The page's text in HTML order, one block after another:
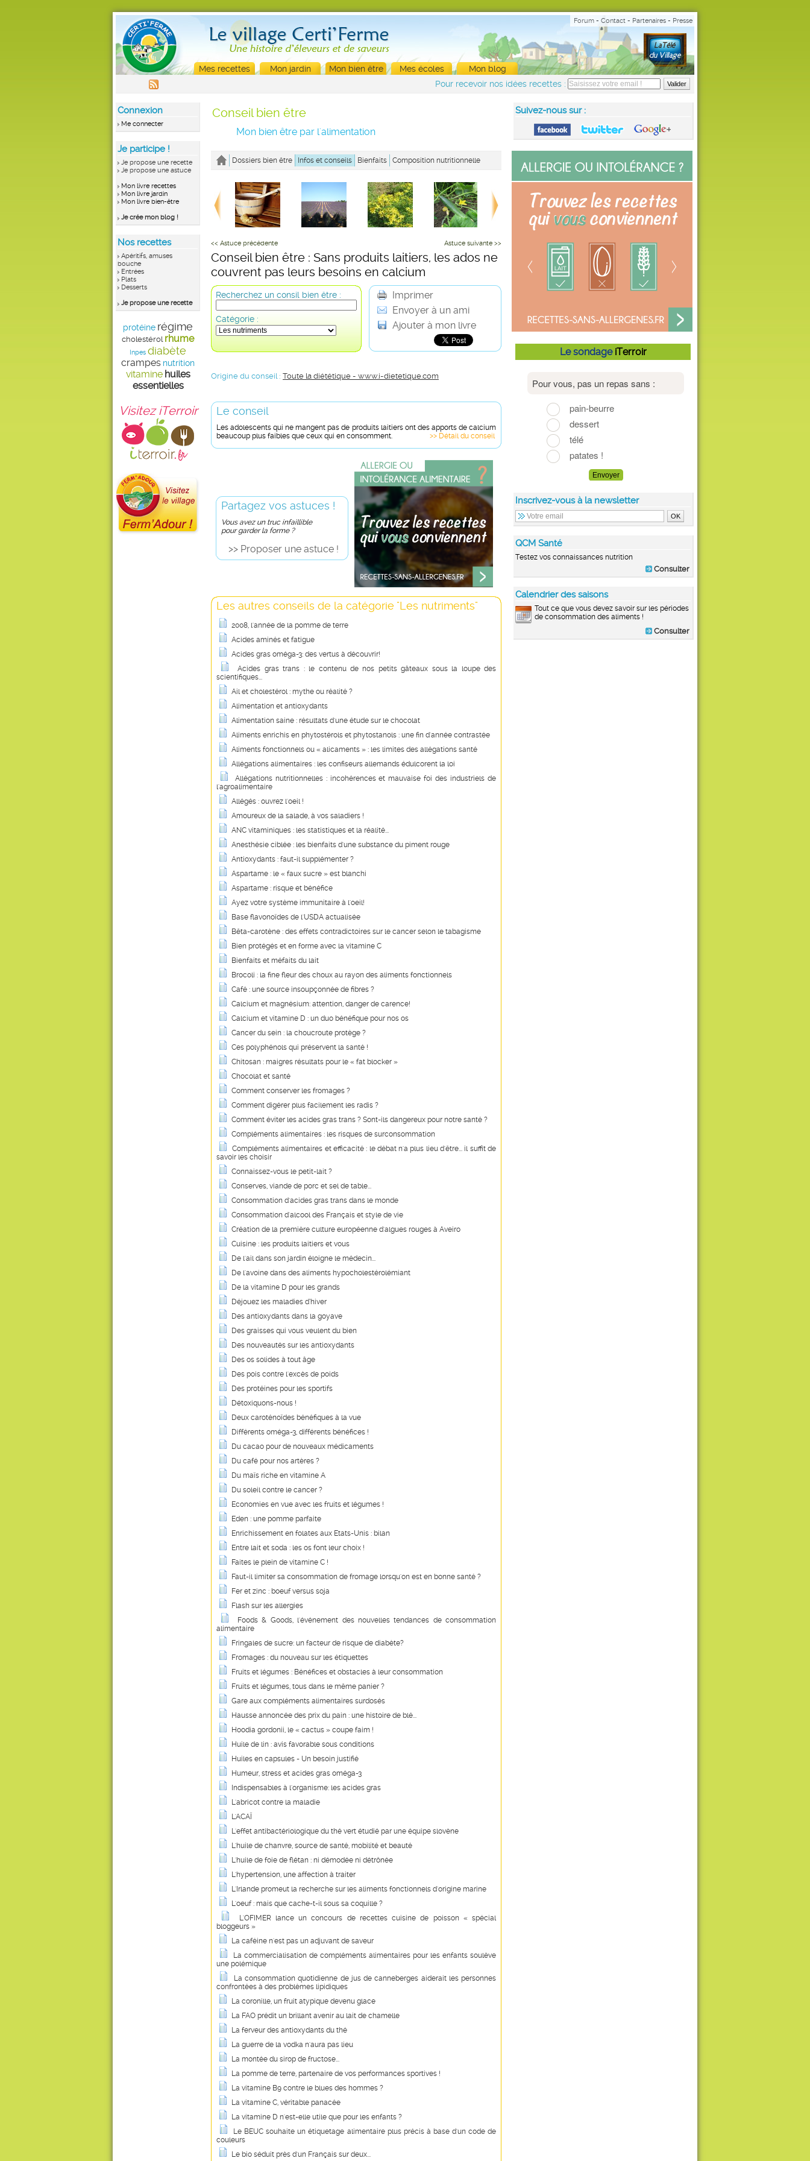
Forum - Contact - Partenaires - Presse
Mes recettes Mon jardin Mon bien être Mes écoles
Mon blog
Pour recevoir nos idées recettes :
Connexion
Me connecter
Je participe !
Je propose une recette
Je propose une astuce
Mon livre recettes
Mon livre jardin
Mon livre bien-être
Je crée mon blog !
Nos recettes
Apéritifs, amuses
bouche
Entrées
Plats
Desserts
Je propose une recette
protéine régime
cholestérol rhume
Inpes diabète
crampes nutrition
vitamine huiles
essentielles
Visitez iTerroir
Suivez-nous sur :
Le sondage iTerroir
Inscrivez-vous à la newsletter
QCM Santé
Testez vos connaissances nutrition
Consulter
Calendrier des saisons
Tout ce que vous devez savoir sur les périodes
de consommation des aliments !
Consulter
Conseil bien être
Mon bien être par l'alimentation
Dossiers bien être Infos et conseils Bienfaits Composition nutritionnelle
Astuce suivante >>
<< Astuce précédente
Conseil bien être : Sans produits laitiers, les ados ne
couvrent pas leurs besoins en calcium
Recherchez un consil bien être :
Catégorie :
Imprimer
Envoyer à un ami
Ajouter à mon livre
Origine du conseil : Toute la diététique - www.i-dietetique.com
Le conseil
Les adolescents qui ne mangent pas de produits laitiers ont des apports de calcium
beaucoup plus faibles que ceux qui en consomment.
>> Détail du conseil
Partagez vos astuces !
Vous avez un truc infaillible
pour garder la forme ?
>> Proposer une astuce !
Les autres conseils de la catégorie "Les nutriments"
2008, l'année de la pomme de terre
Acides aminés et fatigue
Acides gras oméga-3: des vertus à découvrir!
Acides gras trans : le contenu de nos petits gâteaux sous la loupe des
scientifiques...
Ail et cholestérol : mythe ou réalité ?
Alimentation et antioxydants
Alimentation saine : résultats d'une étude sur le chocolat
Aliments enrichis en phytostérols et phytostanols : une fin d'année contrastée
Aliments fonctionnels ou « alicaments » : les limites des allégations santé
Allégations alimentaires : les confiseurs allemands édulcorent la loi
Allégations nutritionnelles : incohérences et mauvaise foi des industriels de
l'agroalimentaire
Allégés : ouvrez l'oeil !
Amoureux de la salade, à vos saladiers !
ANC vitaminiques : les statistiques et la réalité...
Anesthésie ciblée : les bienfaits d'une substance du piment rouge
Antioxydants : faut-il supplémenter ?
Aspartame : le « faux sucre » est blanchi
Aspartame : risque et bénéfice
Ayez votre système immunitaire à l'oeil!
Base flavonoïdes de l'USDA actualisée
Bêta-carotène : des effets contradictoires sur le cancer selon le tabagisme
Bien protégés et en forme avec la vitamine C
Bienfaits et méfaits du lait
Brocoli : la fine fleur des choux au rayon des aliments fonctionnels
Café : une source insoupçonnée de fibres ?
Calcium et magnésium: attention, danger de carence!
Calcium et vitamine D : un duo bénéfique pour nos os
Cancer du sein : la choucroute protège ?
Ces polyphénols qui préservent la santé !
Chitosan : maigres résultats pour le « fat blocker »
Chocolat et santé
Comment conserver les fromages ?
Comment digérer plus facilement les radis ?
Comment éviter les acides gras trans ? Sont-ils dangereux pour notre santé ?
Compléments alimentaires : les risques de surconsommation
Compléments alimentaires et efficacité : le débat n'a plus lieu d'être... il suffit de
savoir les choisir
Connaissez-vous le petit-lait ?
Conserves, viande de porc et sel de table...
Consommation d'acides gras trans dans le monde
Consommation d'alcool des Français et style de vie
Création de la première culture européenne d'algues rouges à Aveiro
Cuisine : les produits laitiers et vous
De l'ail dans son jardin éloigne le médecin...
De l'avoine dans des aliments hypocholestérolémiant
De la vitamine D pour les grands
Déjouez les maladies d’hiver
Des antioxydants dans la goyave
Des graisses qui vous veulent du bien
Des nouveautés sur les antioxydants
Des os solides à tout âge
Des pois contre l'excès de poids
Des protéines pour les sportifs
Détoxiquons-nous !
Deux caroténoïdes bénéfiques à la vue
Différents oméga-3, différents bénéfices !
Du cacao pour de nouveaux médicaments
Du café pour nos artères ?
Du maïs riche en vitamine A
Du soleil contre le cancer ?
Economies en vue avec les fruits et légumes !
Eden : une pomme parfaite
Enrichissement en folates aux Etats-Unis : bilan
Entre lait et soda : les os font leur choix !
Faites le plein de vitamine C !
Faut-il limiter sa consommation de fromage lorsqu'on est en bonne santé ?
Fer et zinc : boeuf versus soja
Flash sur les allergies
Foods & Goods, l'événement des nouvelles tendances de consommation
alimentaire
Fringales de sucre: un facteur de risque de diabète?
Fromages : du nouveau sur les étiquettes
Fruits et légumes : Bénéfices et obstacles à leur consommation
Fruits et légumes, tous dans le même panier ?
Gare aux compléments alimentaires surdosés
Hausse annoncée des prix du pain : une histoire de blé...
Hoodia gordonii, le « cactus » coupe faim !
Huile de lin : avis favorable sous conditions
Huiles en capsules - Un besoin justifié
Humeur, stress et acides gras oméga-3
Indispensables à l'organisme: les acides gras
L'abricot contre la maladie
L'ACAÏ
L'effet antibactériologique du thé vert étudié par une équipe slovène
L'huile de chanvre, source de santé, mobilité et beauté
L'huile de foie de flétan : ni démodée ni détrônée
L'hypertension, une affection à traiter
L'Irlande promeut la recherche sur les aliments fonctionnels d'origine marine
L'oeuf : mais que cache-t-il sous sa coquille ?
L'OFIMER lance un concours de recettes cuisine de poisson « spécial
bloggeurs »
La caféine n'est pas un adjuvant de saveur
La commercialisation de compléments alimentaires pour les enfants soulève
une polémique
La consommation quotidienne de jus de canneberges aiderait les personnes
confrontées à des problèmes lipidiques
La coronille, un fruit atypique devenu glace
La FAO prédit un brillant avenir au lait de chamelle
La ferveur des antioxydants du thé
La guerre de la vodka n'aura pas lieu
La montée du sirop de fructose...
La pomme de terre, partenaire de vos performances sportives !
La vitamine B9 contre le blues des hommes ?
La vitamine C, véritable panacée
La vitamine D n'est-elle utile que pour les enfants ?
Le BEUC souhaite un étiquetage alimentaire plus précis à base d'un code de
couleurs
Le bio séduit près d'un Français sur deux...